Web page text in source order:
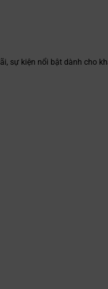
sự kiện nổi bật dành cho